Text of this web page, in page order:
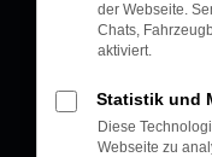
Alles was du
bis zum
schnell,
der Webseite.
Chats,
aktiviert.
Statistik und
Diese
Webseite zu